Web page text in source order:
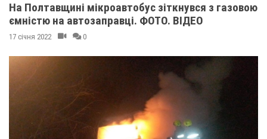
На Полтавщині мікроавтобус зіткнувся з газовою
ємністю на автозаправці. ФОТО. ВІДЕО
17 січня 2022 0